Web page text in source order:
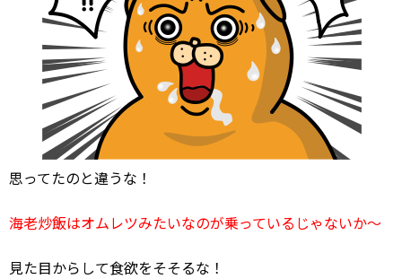
思ってたのと違うな！
海老炒飯はオムレツみたいなのが乗っているじゃないか～
見た目からして食欲をそそるな！